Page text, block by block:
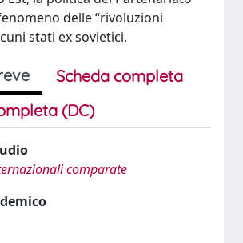
delle “rivoluzioni
stati ex sovietici.
Scheda completa
(DC)
comparate